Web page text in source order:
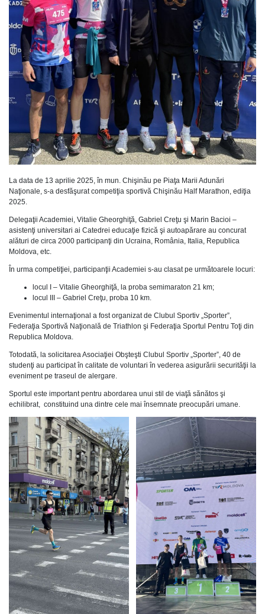
La data de 13 aprilie 2025, în mun. Chişinău pe Piaţa Marii Adunări
Naţionale, s-a desfăşurat competiţia sportivă Chişinău Half Marathon, ediţia
2025.
Delegaţii Academiei, Vitalie Gheorghiţă, Gabriel Creţu şi Marin Bacioi –
asistenţi universitari ai Catedrei educaţie fizică şi autoapărare au concurat
alături de circa 2000 participanţi din Ucraina, România, Italia, Republica
Moldova, etc.
În urma competiţiei, participanţii Academiei s-au clasat pe următoarele locuri:
locul I – Vitalie Gheorghiţă, la proba semimaraton 21 km;
locul III – Gabriel Creţu, proba 10 km.
Evenimentul internaţional a fost organizat de Clubul Sportiv „Sporter”,
Federaţia Sportivă Naţională de Triathlon şi Federaţia Sportul Pentru Toţi din
Republica Moldova.
Totodată, la solicitarea Asociaţiei Obşteşti Clubul Sportiv „Sporter”, 40 de
studenţi au participat în calitate de voluntari în vederea asigurării securităţii la
eveniment pe traseul de alergare.
Sportul este important pentru abordarea unui stil de viaţă sănătos şi
echilibrat, constituind una dintre cele mai însemnate preocupări umane.